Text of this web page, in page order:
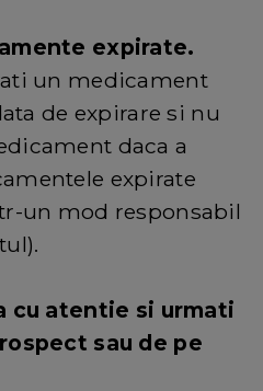
expirate.
un medicament
de expirare si nu
daca a
expirate
un mod responsabil
cu atentie si urmati
sau de pe